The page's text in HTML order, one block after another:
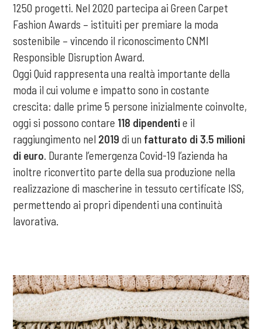
1250 progetti. Nel 2020 partecipa ai Green Carpet
Fashion Awards – istituiti per premiare la moda
sostenibile – vincendo il riconoscimento CNMI
Responsible Disruption Award.
Oggi Quid rappresenta una realtà importante della
moda il cui volume e impatto sono in costante
crescita: dalle prime 5 persone inizialmente coinvolte,
oggi si possono contare 118 dipendentie il
raggiungimento nel 2019 di un fatturato di 3.5 milioni
di euro . Durante l’emergenza Covid-19 l’azienda ha
inoltre riconvertito parte della sua produzione nella
realizzazione di mascherine in tessuto certificate ISS,
permettendo ai propri dipendenti una continuità
lavorativa.